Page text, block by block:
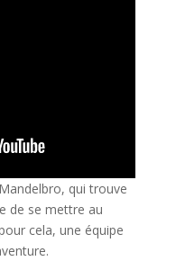
qui trouve
de se mettre au
cela, une équipe